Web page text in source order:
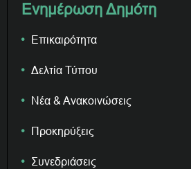
Ενημέρωση Δημότη
Επικαιρότητα
Δελτία Τύπου
Νέα & Ανακοινώσεις
Προκηρύξεις
Συνεδριάσεις